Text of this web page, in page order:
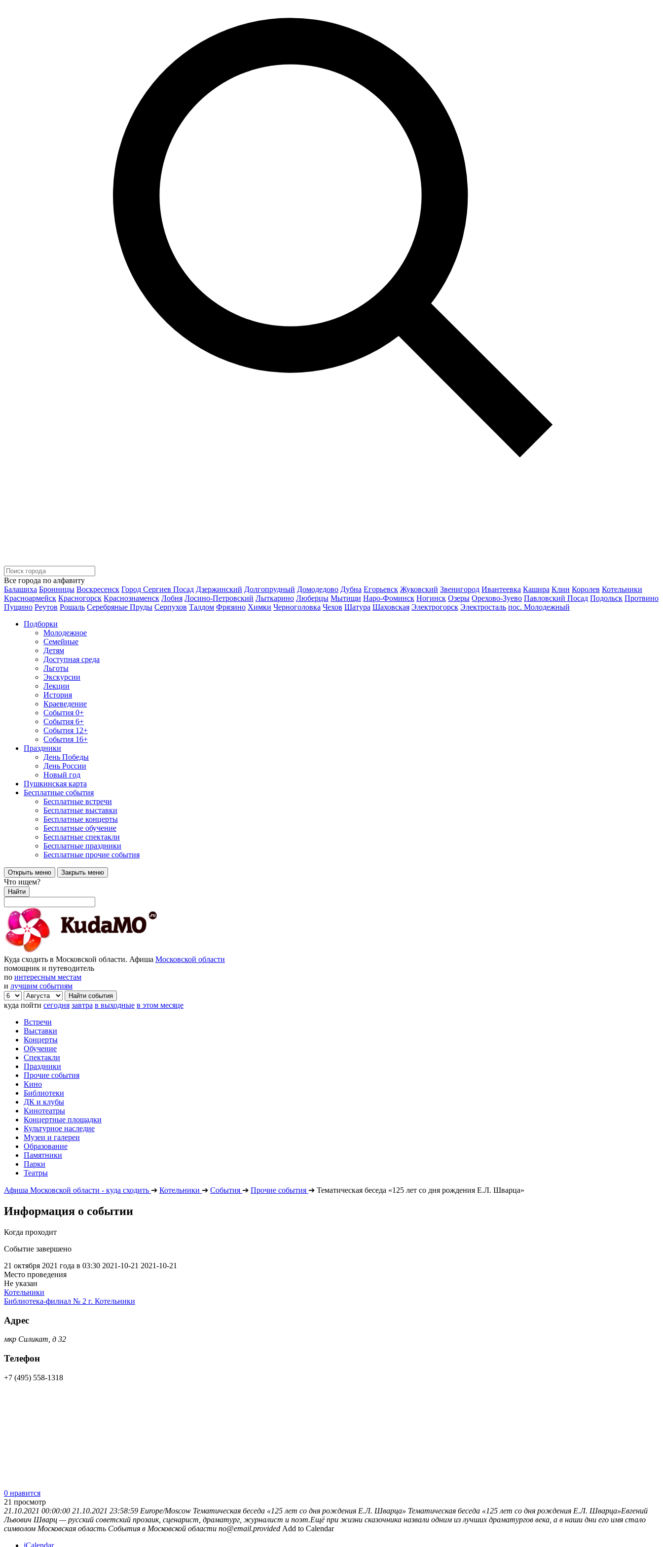
Все города по алфавиту
Балашиха Бронницы Воскресенск Город Сергиев Посад Дзержинский Долгопрудный Домодедово Дубна Егорьевск Жуковский Звенигород Ивантеевка Кашира Клин Королев Котельники
Красноармейск Красногорск Краснознаменск Лобня Лосино-Петровский Лыткарино Люберцы Мытищи Наро-Фоминск Ногинск Озеры Орехово-Зуево Павловский Посад Подольск Протвино
Пущино Реутов Рошаль Серебряные Пруды Серпухов Талдом Фрязино Химки Черноголовка Чехов Шатура Шаховская Электрогорск Электросталь пос. Молодежный
Подборки
Молодежное
Семейные
Детям
Доступная среда
Льготы
Экскурсии
Лекции
История
Краеведение
События 0+
События 6+
События 12+
События 16+
Праздники
День Победы
День России
Новый год
Пушкинская карта
Бесплатные события
Бесплатные встречи
Бесплатные выставки
Бесплатные концерты
Бесплатные обучение
Бесплатные спектакли
Бесплатные праздники
Бесплатные прочие события
Открыть меню Закрыть меню
Что ищем?
Найти
Куда сходить в Московской области. Афиша Московской области
помощник и путеводитель
по интересным местам
и лучшим событиям
куда пойти сегодня завтра в выходные в этом месяце
Встречи
Выставки
Концерты
Обучение
Спектакли
Праздники
Прочие события
Кино
Библиотеки
ДК и клубы
Кинотеатры
Концертные площадки
Культурное наследие
Музеи и галереи
Образование
Памятники
Парки
Театры
Афиша Московской области - куда сходить ➔ Котельники ➔ События ➔ Прочие события ➔ Тематическая беседа «125 лет со дня рождения Е.Л. Шварца»
Информация о событии
Когда проходит
Событие завершено
21 октября 2021 года в 03:30 2021-10-21 2021-10-21
Место проведения
Не указан
Котельники
Библиотека-филиал № 2 г. Котельники
Адрес
мкр Силикат, д 32
Телефон
+7 (495) 558-1318
0 нравится
21 просмотр
21.10.2021 00:00:00 21.10.2021 23:58:59 Europe/Moscow Тематическая беседа «125 лет со дня рождения Е.Л. Шварца» Тематическая беседа «125 лет со дня рождения Е.Л. Шварца»Евгений
Львович Шварц — русский советский прозаик, сценарист, драматург, журналист и поэт.Ещё при жизни сказочника назвали одним из лучших драматургов века, а в наши дни его имя стало
символом Московская область События в Московской области no@email.provided Add to Calendar
iCalendar